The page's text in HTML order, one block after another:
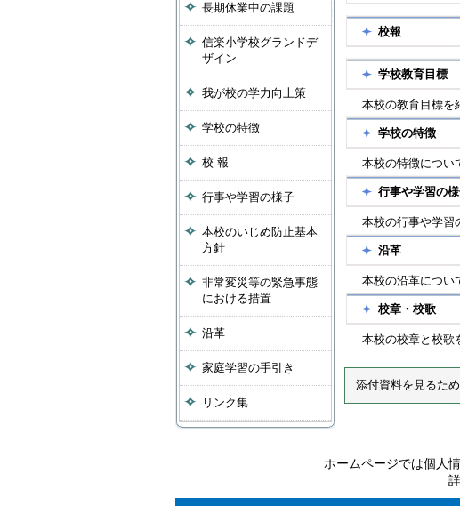
長期休業中の課題
信楽小学校グランドデ
ザイン
我が校の学力向上策
学校の特徴
校 報
行事や学習の様子
本校のいじめ防止基本
方針
非常変災等の緊急事態
における措置
沿革
家庭学習の手引き
リンク集
校報
学校教育目標
本校の教育目標を
学校の特徴
本校の特徴につい
行事や学習の
本校の行事や学習
沿革
本校の沿革につい
校章・校歌
本校の校章と校歌
添付資料を見るた
ホームページでは個人